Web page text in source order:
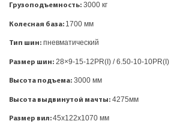
Грузоподъемность: 3000 кг
Колесная база: 1700 мм
Тип шин: пневматический
Размер шин: 28×9-15-12PR(I) /6.50-10-10PR(I)
Высота подъема: 3000 мм
Высота выдвинутой мачты: 4275мм
Размер вил:45x122x1070 мм